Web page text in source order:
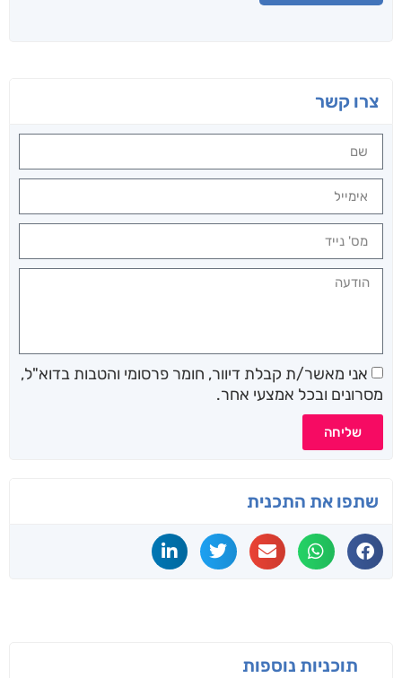
צרו קשר
אני מאשר/ת קבלת דיוור, חומר פרסומי והטבות בדוא"ל,
מסרונים ובכל אמצעי אחר.
שליחה
שתפו את התכנית
תוכניות נוספות